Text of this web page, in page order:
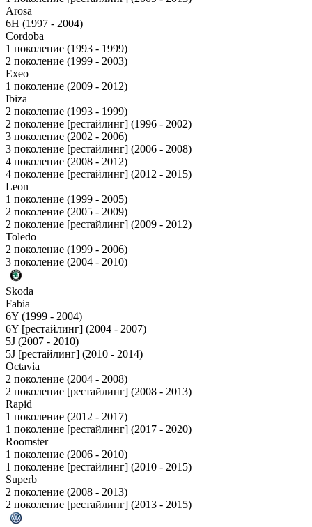
Arosa
6H (1997 - 2004)
Cordoba
1 поколение (1993 - 1999)
2 поколение (1999 - 2003)
Exeo
1 поколение (2009 - 2012)
Ibiza
2 поколение (1993 - 1999)
2 поколение [рестайлинг] (1996 - 2002)
3 поколение (2002 - 2006)
3 поколение [рестайлинг] (2006 - 2008)
4 поколение (2008 - 2012)
4 поколение [рестайлинг] (2012 - 2015)
Leon
1 поколение (1999 - 2005)
2 поколение (2005 - 2009)
2 поколение [рестайлинг] (2009 - 2012)
Toledo
2 поколение (1999 - 2006)
3 поколение (2004 - 2010)
Skoda
Fabia
6Y (1999 - 2004)
6Y [рестайлинг] (2004 - 2007)
5J (2007 - 2010)
5J [рестайлинг] (2010 - 2014)
Octavia
2 поколение (2004 - 2008)
2 поколение [рестайлинг] (2008 - 2013)
Rapid
1 поколение (2012 - 2017)
1 поколение [рестайлинг] (2017 - 2020)
Roomster
1 поколение (2006 - 2010)
1 поколение [рестайлинг] (2010 - 2015)
Superb
2 поколение (2008 - 2013)
2 поколение [рестайлинг] (2013 - 2015)